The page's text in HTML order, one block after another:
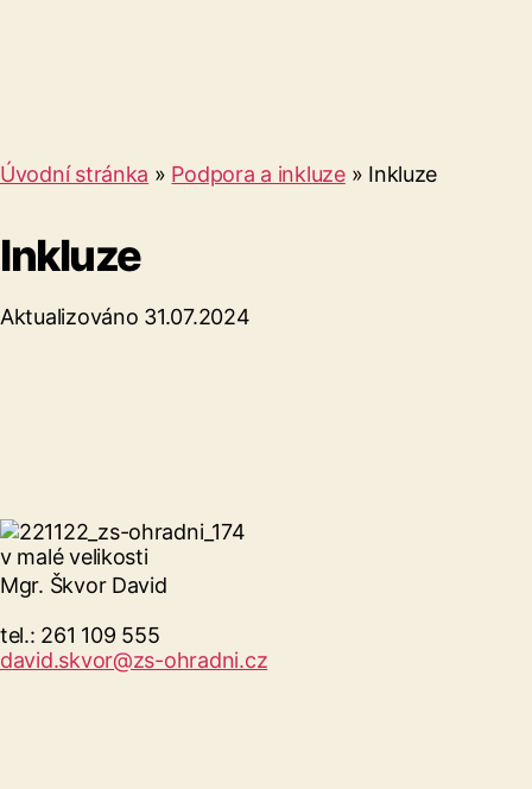
Úvodní stránka » Podpora a inkluze» Inkluze
Inkluze
Aktualizováno 31.07.2024
Mgr. Škvor David
tel.: 261 109 555
david.skvor@zs-ohradni.cz